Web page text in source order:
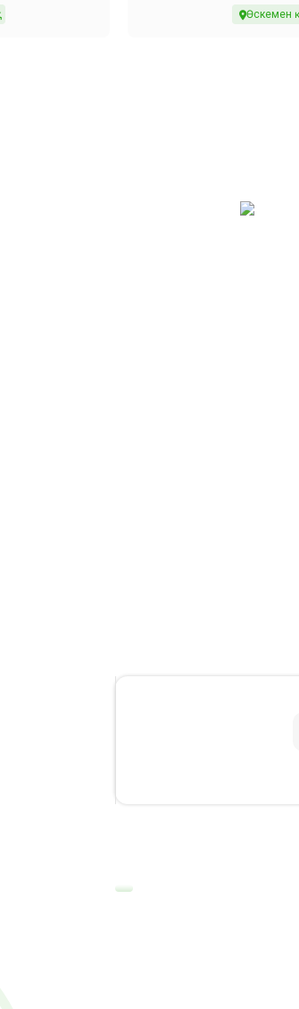
Өскемен қ.